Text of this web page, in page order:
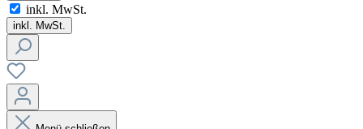
inkl. MwSt.
inkl. MwSt.